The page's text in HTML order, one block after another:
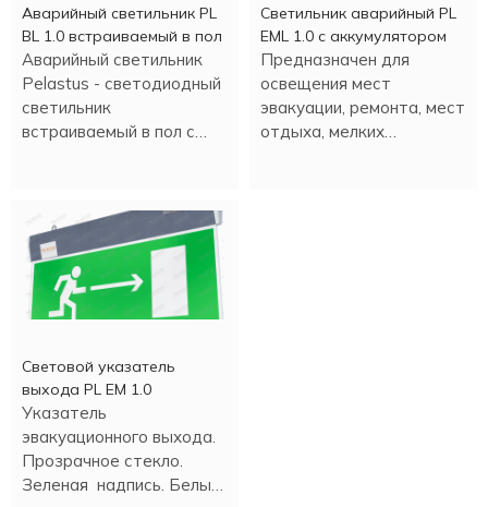
Аварийный светильник PL
BL 1.0 встраиваемый в пол
Аварийный светильник
Pelastus - светодиодный
светильник
встраиваемый в пол с
Светильник аварийный PL
EML 1.0 с аккумулятором
Предназначен для
освещения мест
эвакуации, ремонта, мест
отдыха, мелких
Световой указатель
выхода PL EM 1.0
Указатель
эвакуационного выхода.
Прозрачное стекло.
Зеленая надпись. Белый